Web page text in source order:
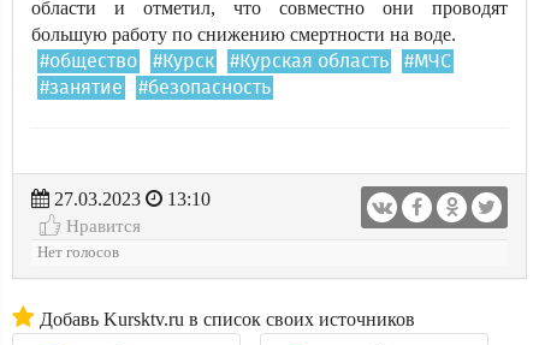
области и отметил, что совместно они проводят
большую работу по снижению смертности на воде.
#общество #Курск #Курская область
#МЧС
#занятие
#безопасность
27.03.2023
13:10
Нравится
Нет голосов
Добавь Kursktv.ru в список своих источников